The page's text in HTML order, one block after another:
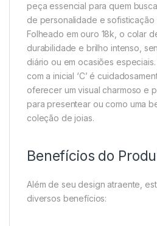
peça essencial para quem
de personalidade e sofisticação
Folheado em ouro 18k, o colar
durabilidade e brilho intenso,
diário ou em ocasiões
com a inicial ‘C’ é
oferecer um visual charmoso e
para presentear ou como uma
coleção de joias.
Benefícios do
Além de seu design atraente,
diversos benefícios: